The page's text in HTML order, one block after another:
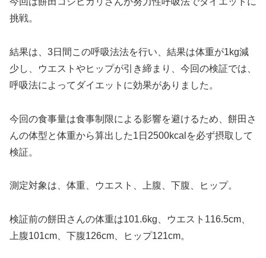
挑戦。
結果は、3日間この呼吸法法を行い、結果は体重が1kg減
少し、ウエストやヒップが引き締まり、今回の検証では、
呼吸法によってダイエットに効果がありました。
今回の食事量は食事制限による影響を避けるため、餅田さ
んの体型と体重から算出した1日2500kcalを必ず摂取して
検証。
測定対象は、体重、ウエスト、上腹、下腹、ヒップ。
検証前の餅田さんの体重は101.6kg、ウエスト116.5cm、
上腹101cm、下腹126cm、ヒップ121cm。